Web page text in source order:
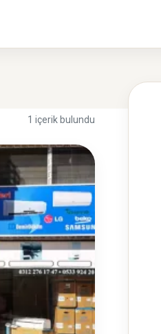
1 içerik bulundu